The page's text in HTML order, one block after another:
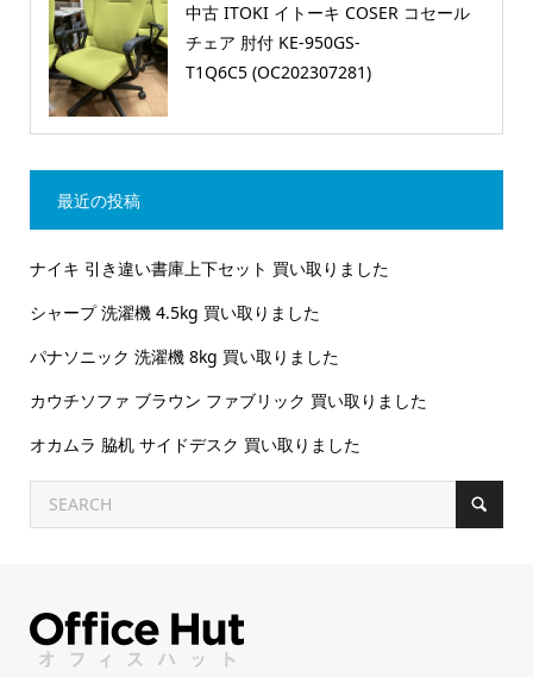
中古 ITOKI イトーキ COSER コセール
チェア 肘付 KE-950GS-
T1Q6C5 (OC202307281)
最近の投稿
ナイキ 引き違い書庫上下セット 買い取りました
シャープ 洗濯機 4.5kg 買い取りました
パナソニック 洗濯機 8kg 買い取りました
カウチソファ ブラウン ファブリック 買い取りました
オカムラ 脇机 サイドデスク 買い取りました